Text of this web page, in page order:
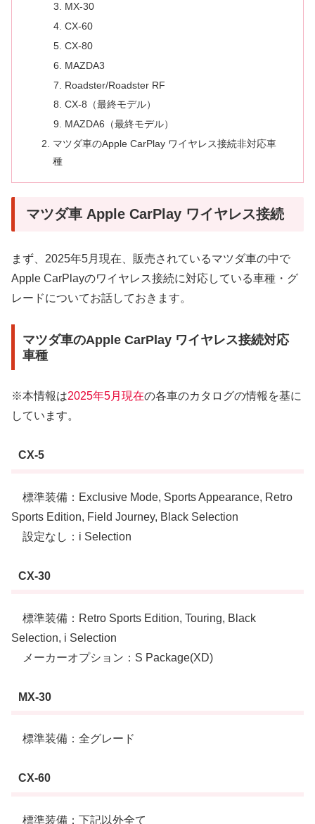
MX-30
CX-60
CX-80
MAZDA3
Roadster/Roadster RF
CX-8（最終モデル）
MAZDA6（最終モデル）
マツダ車のApple CarPlay ワイヤレス接続非対応車
種
マツダ車 Apple CarPlay ワイヤレス接続
まず、2025年5月現在、販売されているマツダ車の中で
Apple CarPlayのワイヤレス接続に対応している車種・グ
レードについてお話しておきます。
マツダ車のApple CarPlay ワイヤレス接続対応
車種
※本情報は2025年5月現在の各車のカタログの情報を基に
しています。
CX-5
標準装備：Exclusive Mode, Sports Appearance, Retro
Sports Edition, Field Journey, Black Selection
設定なし：i Selection
CX-30
標準装備：Retro Sports Edition, Touring, Black
Selection, i Selection
メーカーオプション：S Package(XD)
MX-30
標準装備：全グレード
CX-60
標準装備：下記以外全て